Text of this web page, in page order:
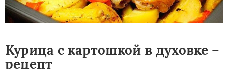
Курица с картошкой в духовке –
рецепт